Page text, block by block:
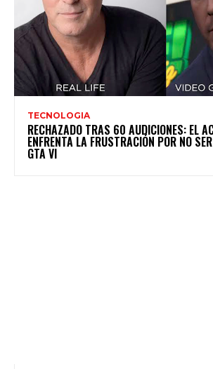
TECNOLOGIA
RECHAZADO TRAS 60 AUDICIONES: EL
ENFRENTA LA FRUSTRACIÓN POR NO
GTA VI